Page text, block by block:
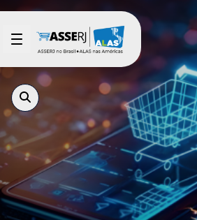
Pular para o Conteúdo principal